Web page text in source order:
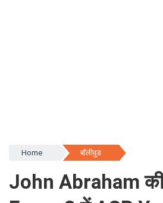
Home बॉलीवुड
John Abraham की